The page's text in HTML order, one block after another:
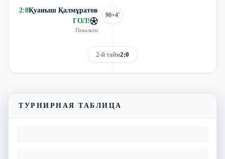
2:0Қуаныш Қалмұратов
ГОЛ!
Пенальти
90+4'
2-й тайм2:0
ТУРНИРНАЯ ТАБЛИЦА